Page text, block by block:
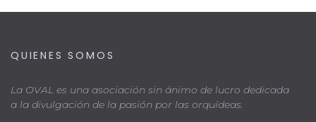
QUIENES SOMOS
La OVAL es una asociación sin ánimo de lucro dedicada
a la divulgación de la pasión por las orquídeas.